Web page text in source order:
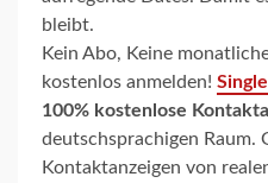
bleibt.
Kein Abo, Keine
kostenlos anmelden!
100% kostenlose
deutschsprachigen Raum.
Kontaktanzeigen von